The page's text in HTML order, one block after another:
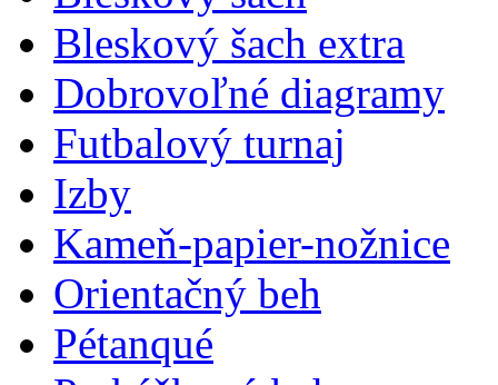
Bleskový šach extra
Dobrovoľné diagramy
Futbalový turnaj
Izby
Kameň-papier-nožnice
Orientačný beh
Pétanqué